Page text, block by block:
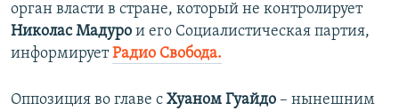
орган власти в стране, который не контролирует
Николас Мадуро и его Социалистическая партия,
информируетРадио Свобода.
Оппозиция во главе с Хуаном Гуайдо – нынешним